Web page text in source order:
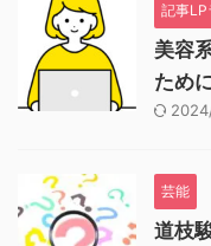
記事LP
美容
ため
芸能
道枝